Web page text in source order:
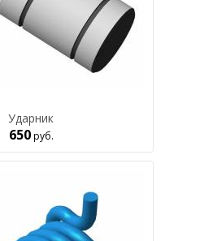
Ударник
650руб.